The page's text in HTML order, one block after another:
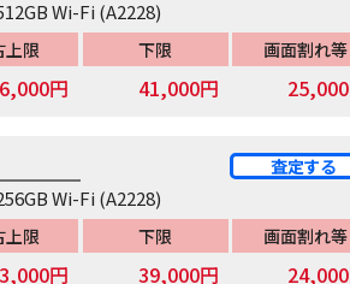
Wi-Fi (A2228)
上限
円
下限
41,000円
画面割れ等
Wi-Fi (A2228)
査定する
上限
円
下限
39,000円
画面割れ等